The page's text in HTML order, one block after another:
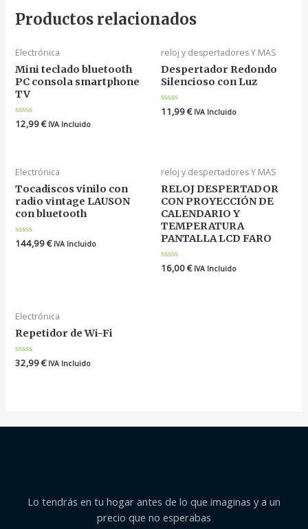
Productos relacionados
Electrónica
Mini teclado bluetooth
PC consola smartphone
TV
Valorado
en
12,99€ IVA Incluido
reloj y despertadores Y MAS
Despertador Redondo
Silencioso con Luz
Valorado
en
11,99€ IVA Incluido
Electrónica
Tocadiscos vinilo con
radio vintage LAUSON
con bluetooth
Valorado
en
144,99€ IVA Incluido
reloj y despertadores Y MAS
RELOJ DESPERTADOR
CON PROYECCIÓN DE
CALENDARIO Y
TEMPERATURA
PANTALLA LCD FARO
Valorado
en
16,00€ IVA Incluido
Electrónica
Repetidor de Wi-Fi
Valorado
en
32,99€ IVA Incluido
Lo tendrás en tu hogar antes de lo que imaginas y a un
precio que no esperabas